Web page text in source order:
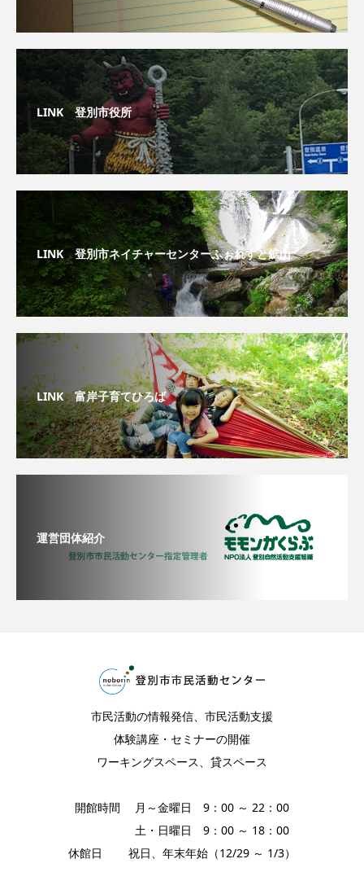
LINK 登別市役所
LINK 登別市ネイチャーセンターふぉれすと鉱山
LINK 富岸子育てひろば
運営団体紹介
市民活動の情報発信、市民活動支援
体験講座・セミナーの開催
ワーキングスペース、貸スペース
開館時間 月～金曜日 9：00 ～ 22：00
土・日曜日 9：00 ～ 18：00
休館日 祝日、年末年始（12/29 ～ 1/3）